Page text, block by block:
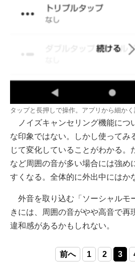
タップと長押しで操作。アプリから細か
ノイズキャンセリング機能につ
な印象ではない。しかし使ってみ
じて変化していることがわかる。
など周囲の音が多い場合には強め
すくなる。全体的に外出中にはか
外音を取り込む「ソーシャルモ
きには、周囲の音がやや高音で再
違和感があるかもしれない。
前へ 1 2 3